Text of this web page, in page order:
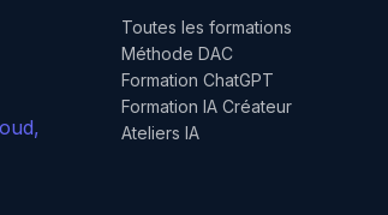
Toutes les formations
Méthode DAC
Formation ChatGPT
Formation IA Créateur
Ateliers IA